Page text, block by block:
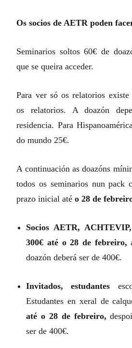
Os socios de AETR poden
Seminarios soltos 60€ de
que se queira acceder.
Para ver só os relatorios
os relatorios. A doazón
residencia. Para
do mundo 25€.
A continuación as doazóns
todos os seminarios nun pack
prazo inicial até o 28 de
Socios AETR,
300€ até o 28 de febreiro,
doazón deberá ser de 400€.
Invitados, estudantes
Estudantes en xeral de
até o 28 de febreiro,
ser de 400€.